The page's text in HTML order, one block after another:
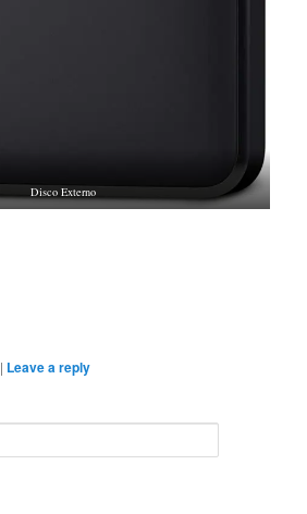
Disco Externo
| Leave a reply